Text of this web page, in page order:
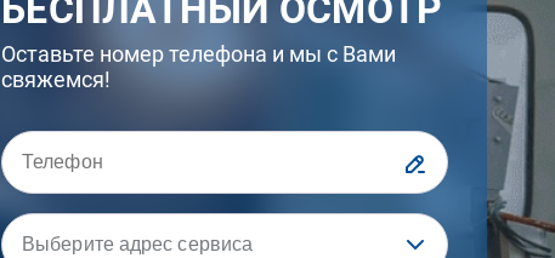
БЕСПЛАТНЫЙ ОСМОТР
Оставьте номер телефона и мы с Вами
свяжемся!
Выберите адрес сервиса